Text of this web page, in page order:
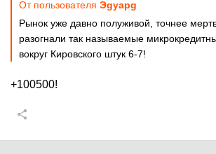
От пользователя Эgуарg
Рынок уже давно полуживой, точнее
разогнали так называемые
вокруг Кировского штук 6-7!
+100500!